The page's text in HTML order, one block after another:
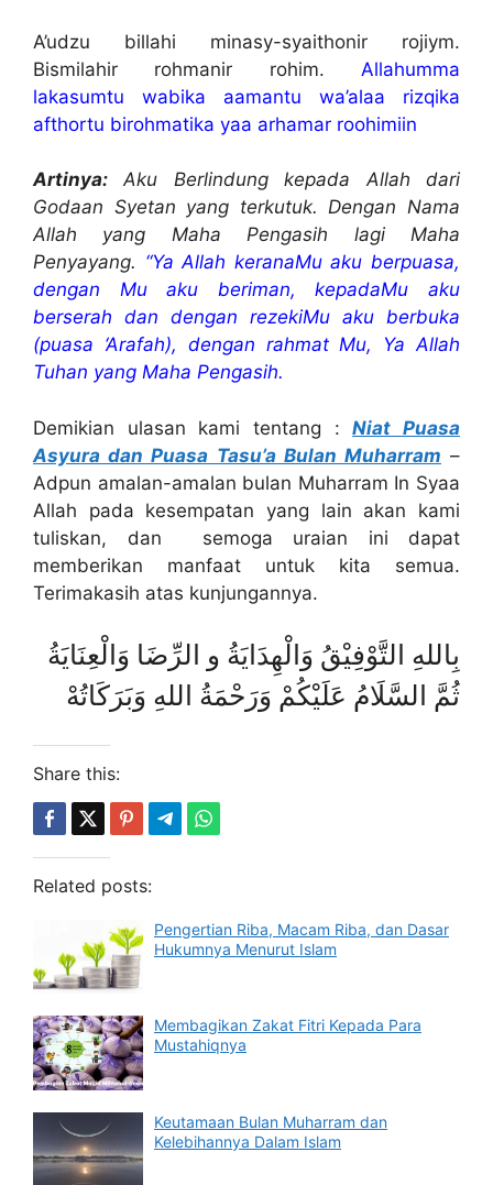
A’udzu billahi minasy-syaithonir rojiym.
Bismilahir rohmanir rohim. Allahumma
lakasumtu wabika aamantu wa’alaa rizqika
afthortu birohmatika yaa arhamar roohimiin
Artinya: Aku Berlindung kepada Allah dari
Godaan Syetan yang terkutuk. Dengan Nama
Allah yang Maha Pengasih lagi Maha
Penyayang. “Ya Allah keranaMu aku berpuasa,
dengan Mu aku beriman, kepadaMu aku
berserah dan dengan rezekiMu aku berbuka
(puasa ‘Arafah), dengan rahmat Mu, Ya Allah
Tuhan yang Maha Pengasih.
Demikian ulasan kami tentang :Niat Puasa
Asyura dan Puasa Tasu’a Bulan Muharram –
Adpun amalan-amalan bulan Muharram In Syaa
Allah pada kesempatan yang lain akan kami
tuliskan, dan semoga uraian ini dapat
memberikan manfaat untuk kita semua.
Terimakasih atas kunjungannya.
بِاللهِ التَّوْفِيْقُ وَالْهِدَايَةُ و الرِّضَا وَالْعِنَايَةُ
ثُمَّ السَّلَامُ عَلَيْكُمْ وَرَحْمَةُ اللهِ وَبَرَكَاتُهْ
Share this:
Related posts:
Pengertian Riba, Macam Riba, dan Dasar
Hukumnya Menurut Islam
Membagikan Zakat Fitri Kepada Para
Mustahiqnya
Keutamaan Bulan Muharram dan
Kelebihannya Dalam Islam